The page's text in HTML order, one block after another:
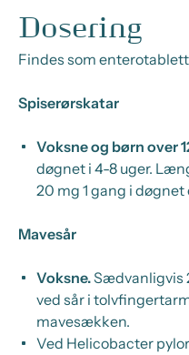
Dosering
Findes som
Spiserørskatar
Voksne og børn over
døgnet i 4-8 uger.
20 mg 1 gang i
Mavesår
Voksne.Sædvanligvis
ved sår i
mavesækken.
Ved Helicobacter